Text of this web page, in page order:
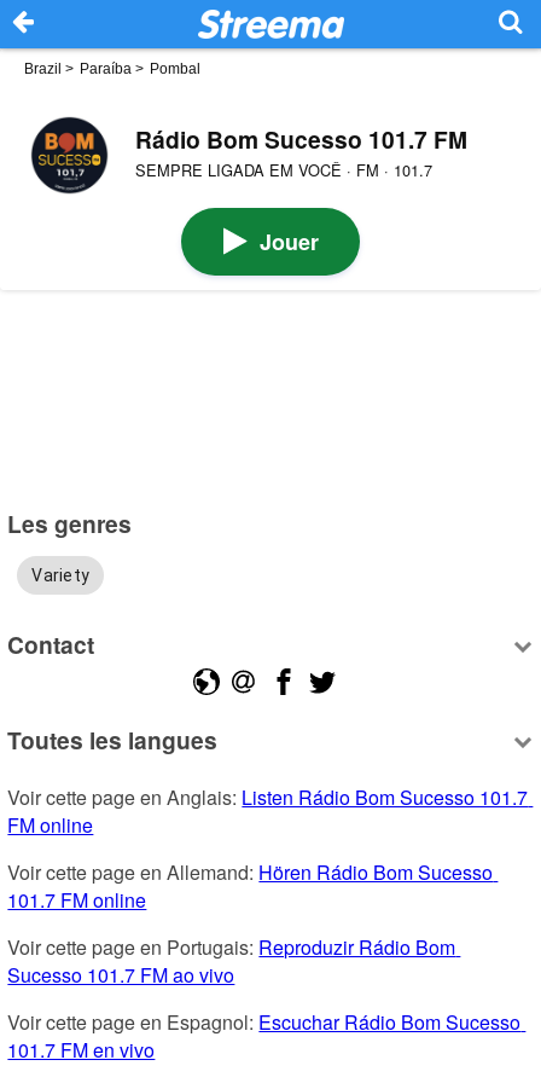
Brazil > Paraíba > Pombal
Rádio Bom Sucesso 101.7 FM
SEMPRE LIGADA EM VOCÊ · FM · 101.7
Jouer
Les genres
Variety
Contact
Toutes les langues
Voir cette page en Anglais: Listen Rádio Bom Sucesso 101.7
FM online
Voir cette page en Allemand: Hören Rádio Bom Sucesso
101.7 FM online
Voir cette page en Portugais: Reproduzir Rádio Bom
Sucesso 101.7 FM ao vivo
Voir cette page en Espagnol: Escuchar Rádio Bom Sucesso
101.7 FM en vivo